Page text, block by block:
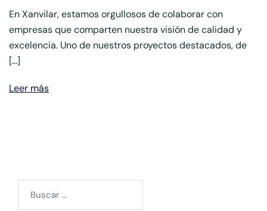
En Xanvilar, estamos orgullosos de colaborar con
empresas que comparten nuestra visión de calidad y
excelencia. Uno de nuestros proyectos destacados, de
[…]
Leer más